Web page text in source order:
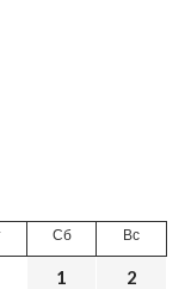
Сб Вс
1
2